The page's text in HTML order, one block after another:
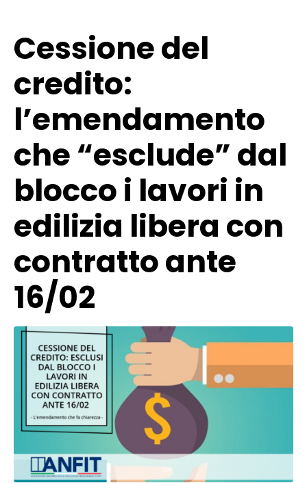
Cessione del
credito:
l’emendamento
che “esclude” dal
blocco i lavori in
edilizia libera con
contratto ante
16/02